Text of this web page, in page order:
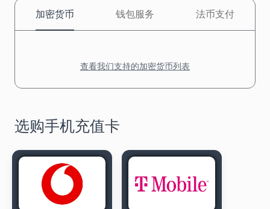
加密货币 钱包服务 法币支付
查看我们支持的加密货币列表
选购手机充值卡